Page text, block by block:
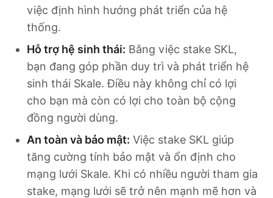
việc định hình hướng phát triển của hệ
thống.
Hỗ trợ hệ sinh thái: Bằng việc stake SKL,
bạn đang góp phần duy trì và phát triển hệ
sinh thái Skale. Điều này không chỉ có lợi
cho bạn mà còn có lợi cho toàn bộ cộng
đồng người dùng.
An toàn và bảo mật: Việc stake SKL giúp
tăng cường tính bảo mật và ổn định cho
mạng lưới Skale. Khi có nhiều người tham gia
stake, mạng lưới sẽ trở nên mạnh mẽ hơn và